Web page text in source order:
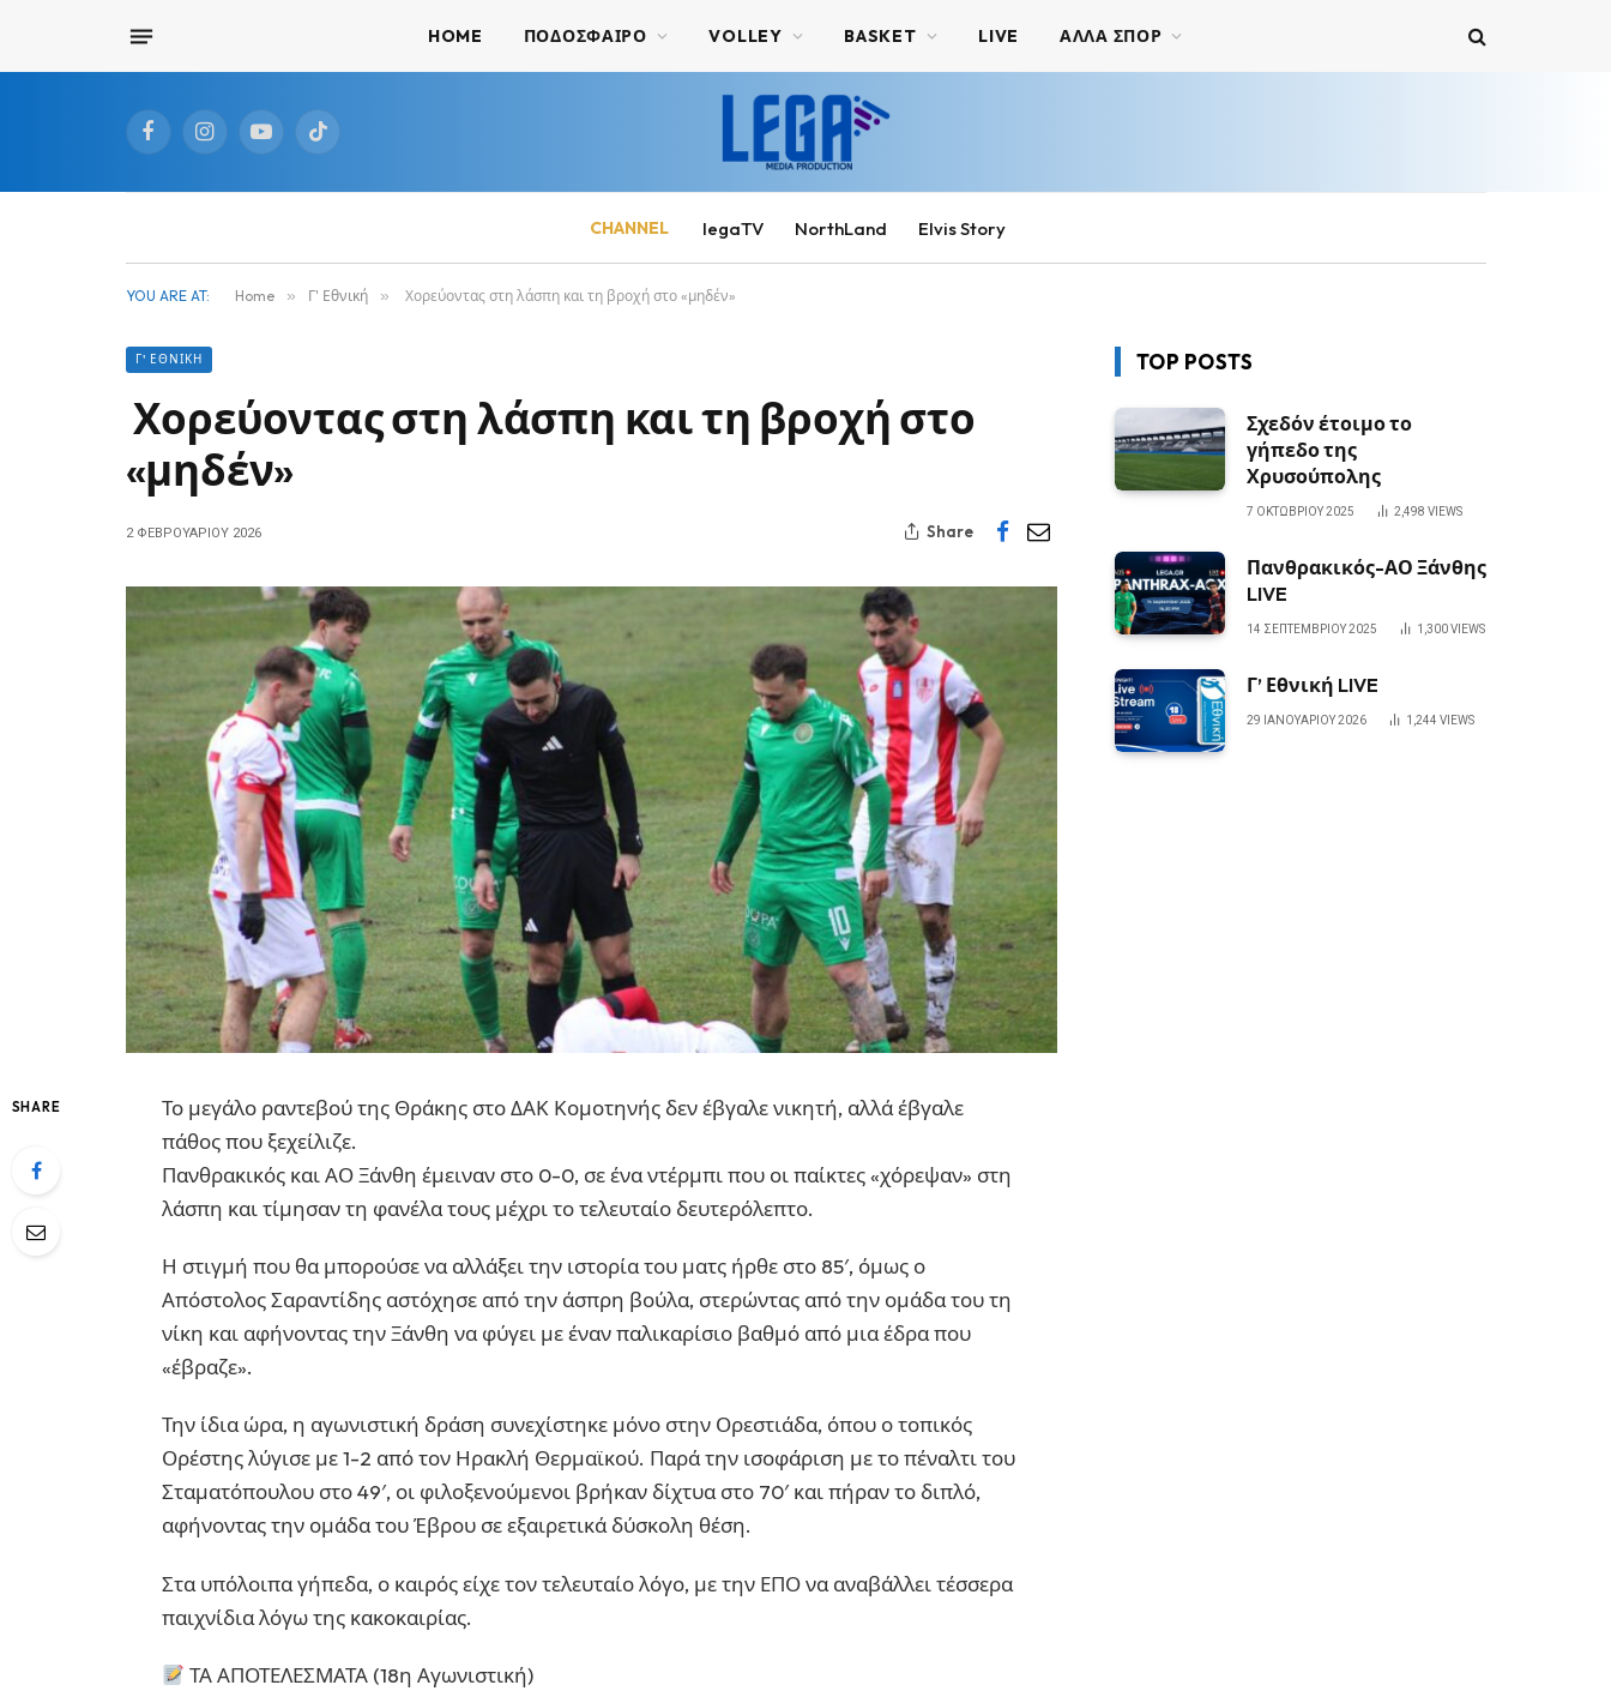
HOME ΠΟΔΟΣΦΑΙΡΟ VOLLEY BASKET LIVE ΑΛΛΑ ΣΠΟΡ
FacebookInstagramYouTubeTikTok
CHANNEL legaTV NorthLand Elvis Story
YOU ARE AT: Home » Γ' Εθνική » Χορεύοντας στη λάσπη και τη βροχή στο «μηδέν»
Γ' ΕΘΝΙΚΉ
Χορεύοντας στη λάσπη και τη βροχή στο
«μηδέν»
2 ΦΕΒΡΟΥΑΡΊΟΥ 2026 Share
SHARE
Το μεγάλο ραντεβού της Θράκης στο ΔΑΚ Κομοτηνής δεν έβγαλε νικητή, αλλά έβγαλε
πάθος που ξεχείλιζε.
Πανθρακικός και ΑΟ Ξάνθη έμειναν στο 0-0, σε ένα ντέρμπι που οι παίκτες «χόρεψαν» στη
λάσπη και τίμησαν τη φανέλα τους μέχρι το τελευταίο δευτερόλεπτο.
Η στιγμή που θα μπορούσε να αλλάξει την ιστορία του ματς ήρθε στο 85′, όμως ο
Απόστολος Σαραντίδης αστόχησε από την άσπρη βούλα, στερώντας από την ομάδα του τη
νίκη και αφήνοντας την Ξάνθη να φύγει με έναν παλικαρίσιο βαθμό από μια έδρα που
«έβραζε».
Την ίδια ώρα, η αγωνιστική δράση συνεχίστηκε μόνο στην Ορεστιάδα, όπου ο τοπικός
Ορέστης λύγισε με 1-2 από τον Ηρακλή Θερμαϊκού. Παρά την ισοφάριση με το πέναλτι του
Σταματόπουλου στο 49′, οι φιλοξενούμενοι βρήκαν δίχτυα στο 70′ και πήραν το διπλό,
αφήνοντας την ομάδα του Έβρου σε εξαιρετικά δύσκολη θέση.
Στα υπόλοιπα γήπεδα, ο καιρός είχε τον τελευταίο λόγο, με την ΕΠΟ να αναβάλλει τέσσερα
παιχνίδια λόγω της κακοκαιρίας.
ΤΑ ΑΠΟΤΕΛΕΣΜΑΤΑ (18η Αγωνιστική)
TOP POSTS
Σχεδόν έτοιμο το
γήπεδο της
Χρυσούπολης
7 ΟΚΤΩΒΡΊΟΥ 2025 2,498 VIEWS
Πανθρακικός-ΑΟ Ξάνθης
LIVE
14 ΣΕΠΤΕΜΒΡΊΟΥ 2025 1,300VIEWS
Γ’ Εθνική LIVE
29 ΙΑΝΟΥΑΡΊΟΥ 2026 1,244 VIEWS